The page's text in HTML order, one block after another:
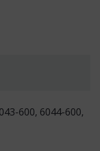
600, 6044-600,